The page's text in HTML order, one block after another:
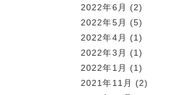
2022年6月
(2)
2022年5月
(5)
2022年4月
(1)
2022年3月
(1)
2022年1月
(1)
2021年11月
(2)